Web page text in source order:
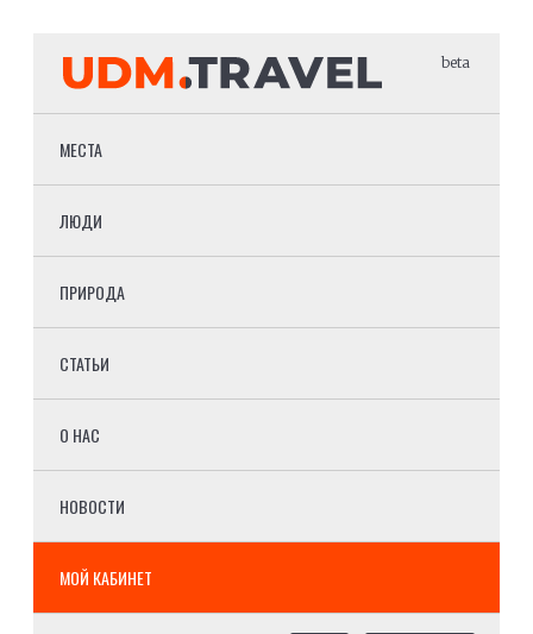
beta
МЕСТА
ЛЮДИ
ПРИРОДА
СТАТЬИ
О НАС
НОВОСТИ
МОЙ КАБИНЕТ